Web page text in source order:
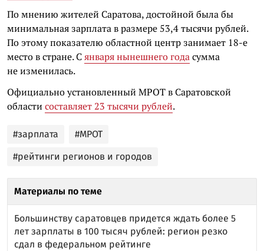
По мнению жителей Саратова, достойной была бы
минимальная зарплата в размере 53,4 тысячи рублей.
По этому показателю областной центр занимает 18-е
место в стране. Сянваря нынешнего годасумма
не изменилась.
Официально установленный МРОТ в Саратовской
области составляет 23 тысячи рублей.
#зарплата
#МРОТ
#рейтинги регионов и городов
Материалы по теме
Большинству саратовцев придется ждать более 5
лет зарплаты в 100 тысяч рублей: регион резко
сдал в федеральном рейтинге